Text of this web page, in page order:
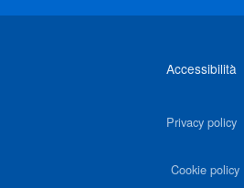
Accessibilità
Privacy policy
Cookie policy